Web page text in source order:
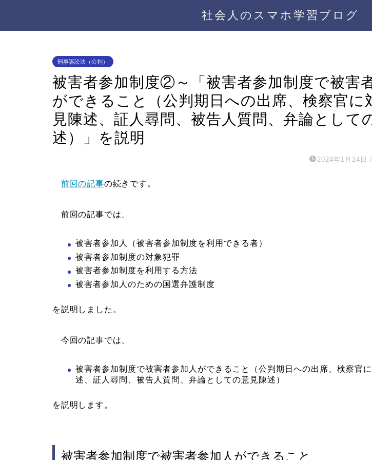
社会人のスマホ学習ブログ
刑事訴訟法（公判）
被害者参加制度②～「被害者参加制度で被害
ができること（公判期日への出席、検察官に
見陳述、証人尋問、被告人質問、弁論として
述）」を説明
2024年1月24日 /
前回の記事の続きです。
前回の記事では、
被害者参加人（被害者参加制度を利用できる者）
被害者参加制度の対象犯罪
被害者参加制度を利用する方法
被害者参加人のための国選弁護制度
を説明しました。
今回の記事では、
被害者参加制度で被害者参加人ができること（公判期日への出席、検察官
述、証人尋問、被告人質問、弁論としての意見陳述）
を説明します。
被害者参加制度で被害者参加人ができること